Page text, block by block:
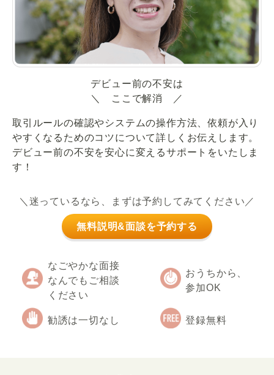
デビュー前の不安は
＼ ここで解消 ／
取引ルールの確認やシステムの操作方法、依頼が入り
やすくなるためのコツについて詳しくお伝えします。
デビュー前の不安を安心に変えるサポートをいたしま
す！
＼迷っているなら、まずは予約してみてください／
無料説明&面談を予約する
なごやかな面接
なんでもご相談
ください
おうちから、
参加OK
勧誘は一切なし 登録無料